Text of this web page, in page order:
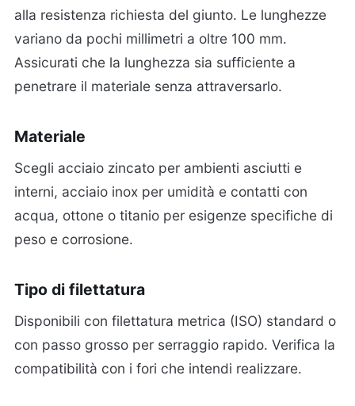
alla resistenza richiesta del giunto. Le lunghezze
variano da pochi millimetri a oltre 100 mm.
Assicurati che la lunghezza sia sufficiente a
penetrare il materiale senza attraversarlo.
Materiale
Scegli acciaio zincato per ambienti asciutti e
interni, acciaio inox per umidità e contatti con
acqua, ottone o titanio per esigenze specifiche di
peso e corrosione.
Tipo di filettatura
Disponibili con filettatura metrica (ISO) standard o
con passo grosso per serraggio rapido. Verifica la
compatibilità con i fori che intendi realizzare.